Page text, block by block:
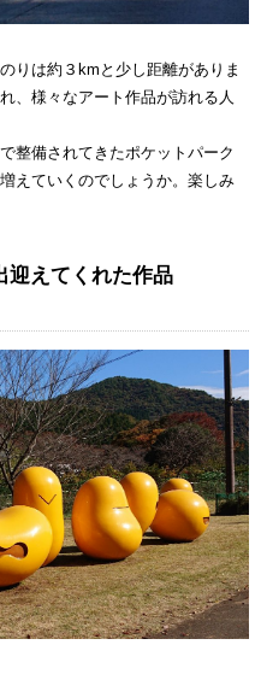
りは約３kmと少し距離がありま
、様々なアート作品が訪れる人
整備されてきたポケットパーク
えていくのでしょうか。楽しみ
迎えてくれた作品